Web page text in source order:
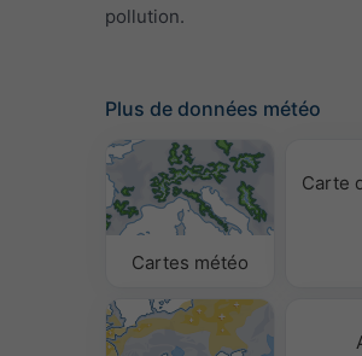
pollution.
Plus de données météo
Cartes météo
Carte